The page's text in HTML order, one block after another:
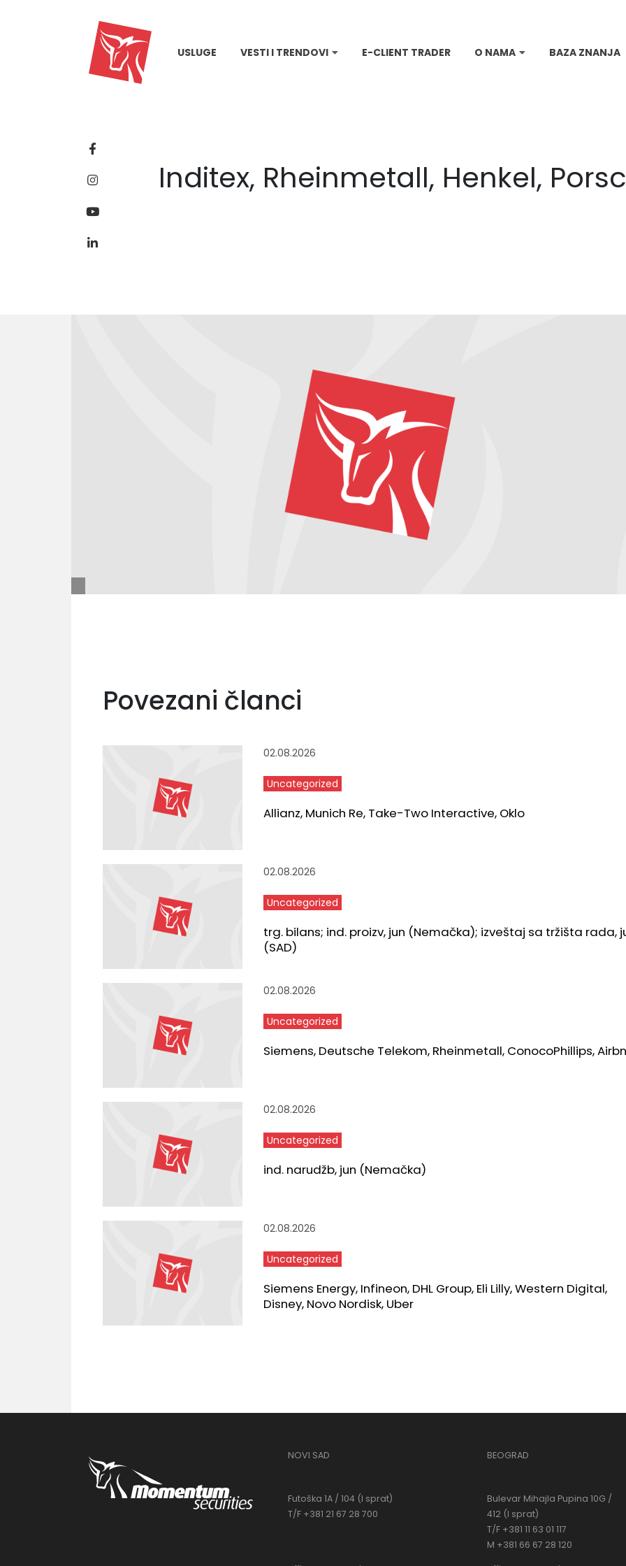
USLUGE VESTI I TRENDOVI E-CLIENT TRADER O NAMA BAZA ZNANJA
Inditex, Rheinmetall, Henkel,
Povezani članci
02.08.2026
Uncategorized
Allianz, Munich Re, Take-Two Interactive, Oklo
02.08.2026
Uncategorized
trg. bilans; ind. proizv, jun (Nemačka); izveštaj sa tržišta rada,
(SAD)
02.08.2026
Uncategorized
Siemens, Deutsche Telekom, Rheinmetall, ConocoPhillips,
02.08.2026
Uncategorized
ind. narudžb, jun (Nemačka)
02.08.2026
Uncategorized
Siemens Energy, Infineon, DHL Group, Eli Lilly, Western Digital,
Disney, Novo Nordisk, Uber
NOVI SAD
Futoška 1A / 104 (I sprat)
T/F +381 21 67 28 700
BEOGRAD
Bulevar Mihajla Pupina 10G /
412 (I sprat)
T/F +381 11 63 01 117
M +381 66 67 28 120